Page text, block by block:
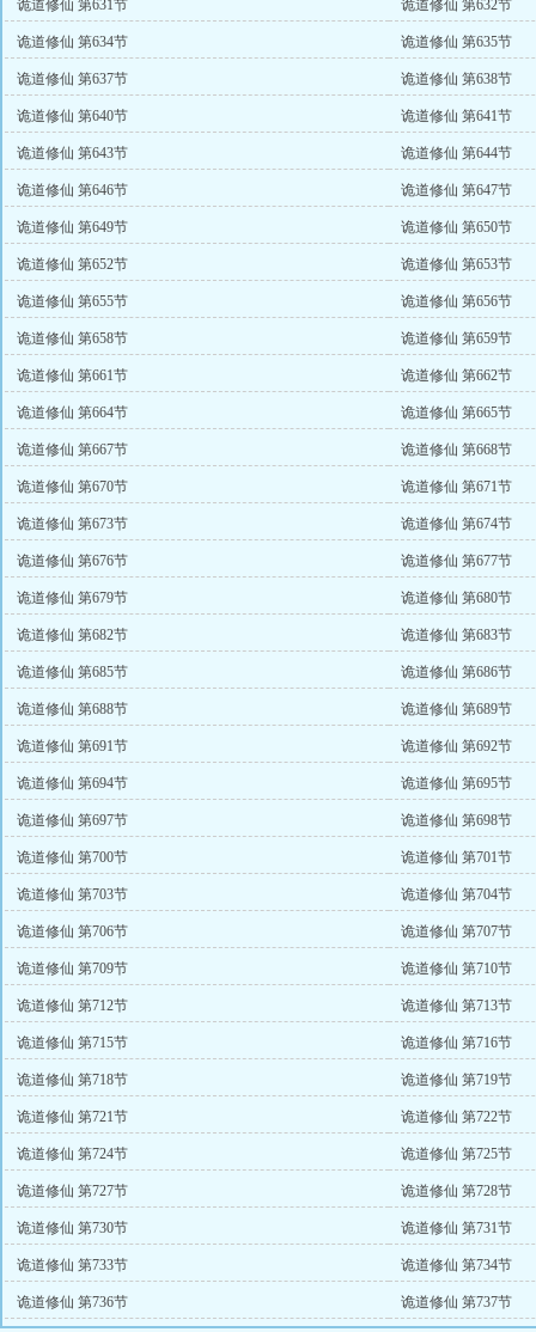
诡道修仙 第631节 诡道修仙 第632节
诡道修仙 第634节 诡道修仙 第635节
诡道修仙 第637节 诡道修仙 第638节
诡道修仙 第640节 诡道修仙 第641节
诡道修仙 第643节 诡道修仙 第644节
诡道修仙 第646节 诡道修仙 第647节
诡道修仙 第649节 诡道修仙 第650节
诡道修仙 第652节 诡道修仙 第653节
诡道修仙 第655节 诡道修仙 第656节
诡道修仙 第658节 诡道修仙 第659节
诡道修仙 第661节 诡道修仙 第662节
诡道修仙 第664节 诡道修仙 第665节
诡道修仙 第667节 诡道修仙 第668节
诡道修仙 第670节 诡道修仙 第671节
诡道修仙 第673节 诡道修仙 第674节
诡道修仙 第676节 诡道修仙 第677节
诡道修仙 第679节 诡道修仙 第680节
诡道修仙 第682节 诡道修仙 第683节
诡道修仙 第685节 诡道修仙 第686节
诡道修仙 第688节 诡道修仙 第689节
诡道修仙 第691节 诡道修仙 第692节
诡道修仙 第694节 诡道修仙 第695节
诡道修仙 第697节 诡道修仙 第698节
诡道修仙 第700节 诡道修仙 第701节
诡道修仙 第703节 诡道修仙 第704节
诡道修仙 第706节 诡道修仙 第707节
诡道修仙 第709节 诡道修仙 第710节
诡道修仙 第712节 诡道修仙 第713节
诡道修仙 第715节 诡道修仙 第716节
诡道修仙 第718节 诡道修仙 第719节
诡道修仙 第721节 诡道修仙 第722节
诡道修仙 第724节 诡道修仙 第725节
诡道修仙 第727节 诡道修仙 第728节
诡道修仙 第730节 诡道修仙 第731节
诡道修仙 第733节 诡道修仙 第734节
诡道修仙 第736节 诡道修仙 第737节